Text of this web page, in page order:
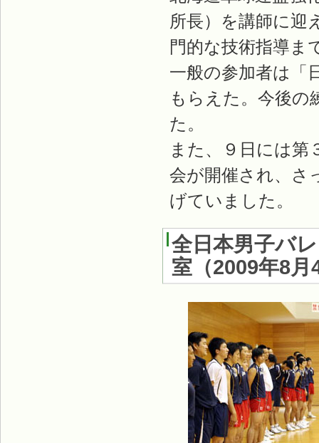
所長）を講師に迎
門的な技術指導ま
一般の参加者は「
もらえた。今後の
た。
また、９日には第
会が開催され、さ
げていました。
全日本男子バ
室（2009年8月